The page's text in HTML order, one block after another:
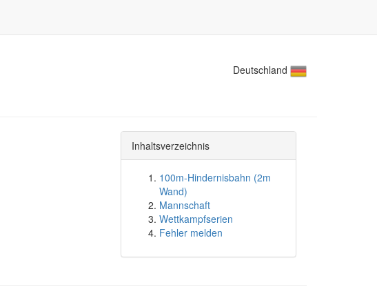
Deutschland
Inhaltsverzeichnis
100m-Hindernisbahn (2m
Wand)
Mannschaft
Wettkampfserien
Fehler melden